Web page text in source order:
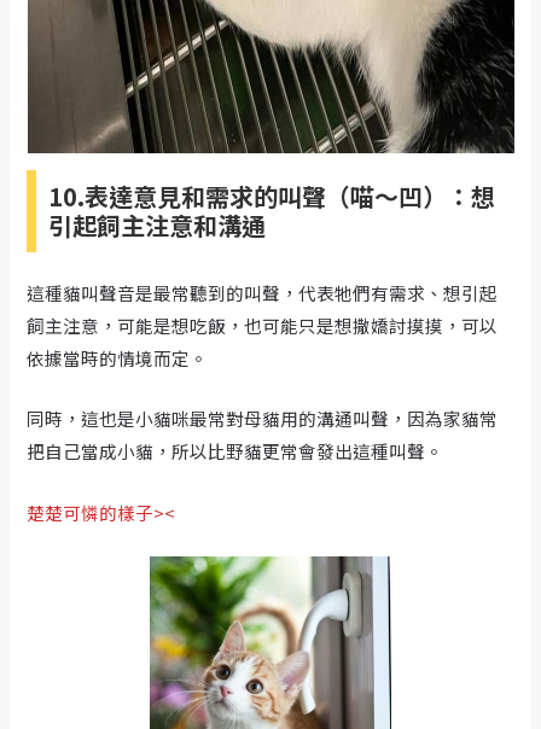
10.表達意見和需求的叫聲（喵～凹）：想
引起飼主注意和溝通
這種貓叫聲音是最常聽到的叫聲，代表牠們有需求、想引起
飼主注意，可能是想吃飯，也可能只是想撒嬌討摸摸，可以
依據當時的情境而定。
同時，這也是小貓咪最常對母貓用的溝通叫聲，因為家貓常
把自己當成小貓，所以比野貓更常會發出這種叫聲。
楚楚可憐的樣子><